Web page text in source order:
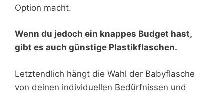
Option macht.
Wenn du jedoch ein knappes Budget hast,
gibt es auch günstige Plastikflaschen.
Letztendlich hängt die Wahl der Babyflasche
von deinen individuellen Bedürfnissen und